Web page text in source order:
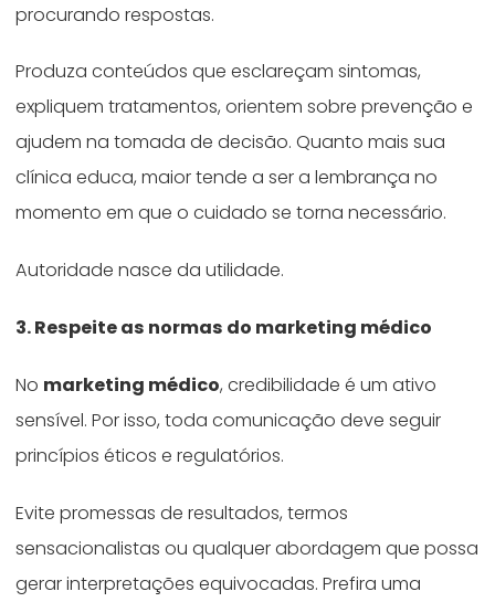
procurando respostas.
Produza conteúdos que esclareçam sintomas,
expliquem tratamentos, orientem sobre prevenção e
ajudem na tomada de decisão. Quanto mais sua
clínica educa, maior tende a ser a lembrança no
momento em que o cuidado se torna necessário.
Autoridade nasce da utilidade.
3. Respeite as normas do marketing médico
No marketing médico, credibilidade é um ativo
sensível. Por isso, toda comunicação deve seguir
princípios éticos e regulatórios.
Evite promessas de resultados, termos
sensacionalistas ou qualquer abordagem que possa
gerar interpretações equivocadas. Prefira uma